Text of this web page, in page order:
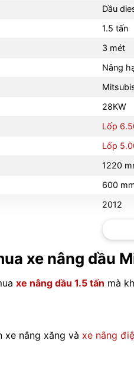
Dầu
1.5 tấn
3 mét
Nâng
28KW
Lốp
Lốp
1220
600
2012
Số tự
Lốp
xe nâng dầu
xe nâng dầu 1.5 tấn mà
xe nâng xăng và xe nâng